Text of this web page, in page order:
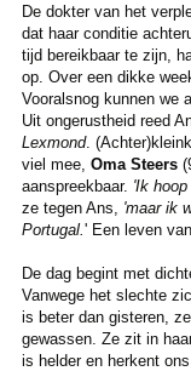
De dokter van het
dat haar conditie
tijd bereikbaar te zijn,
op. Over een dikke
Vooralsnog kunnen we
Uit ongerustheid reed
Lexmond.
viel mee, Oma Steers
aanspreekbaar. 'Ik
ze tegen Ans, 'maar ik
Portugal. ' Een leven
De dag begint met
Vanwege het slechte
is beter dan gisteren,
gewassen. Ze zit in
is helder en herkent ons